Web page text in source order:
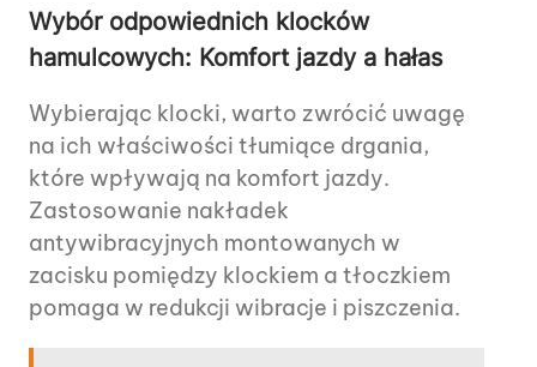
Wybór odpowiednich klocków
hamulcowych: Komfort jazdy a hałas
Wybierając klocki, warto zwrócić uwagę
na ich właściwości tłumiące drgania,
które wpływają na komfort jazdy.
Zastosowanie nakładek
antywibracyjnych montowanych w
zacisku pomiędzy klockiem a tłoczkiem
pomaga w redukcji wibracje i piszczenia.